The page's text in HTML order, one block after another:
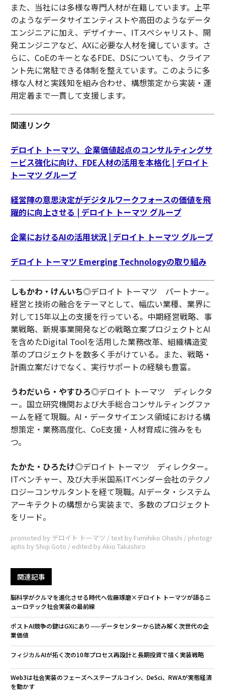
また、当社には多様な専門人材が在籍しています。上平
のようなデータサイエンティストや高田のようなデータ
エンジニアに加え、デザイナー、ITスペシャリスト、開
発エンジニアなど、AXに必要な人材を擁しています。さ
らに、CoEのキーとなるFDE、DSについても、クライア
ント先に常駐できる体制を整えています。このように多
様な人材と実践知を組み合わせ、構想策定から実装・運
用定着まで一貫して支援します。
関連リンク
デロイト トーマツ、企業価値起点のコンサルティングサ
ービス強化に向け、FDE人材の活用を本格化 | デロイト
トーマツ グループ
経営陣の意思決定がデジタルワークフォースの価値を飛
躍的に向上させる | デロイト トーマツ グループ
企業におけるAIの活用状況 | デロイト トーマツ グループ
デロイト トーマツ Emerging Technologyの取り組み
しもかわ・けんいち◎デロイト トーマツ パートナー。
経営と技術の融合をテーマとして、幅広い業種、業界に
対して15年以上の支援を行っている。中期経営戦略、事
業戦略、新規事業開発などの戦略立案プロジェクトとAI
を含めたDigital Toolを活用した業務改革、組織構造変
革のプロジェクトを数多く手がけている。また、戦略・
計画立案だけでなく、実行サポートの経験も豊富。
うわだいら・やすひろ◎デロイト トーマツ ディレクタ
ー。国立研究機関および大手総合コンサルティングファ
ームを経て現職。AI・データサイエンス領域における構
想策定・業務高度化、CoE支援・人材育成に強みをも
つ。
たかた・ひろたけ◎デロイト トーマツ ディレクター。
ITベンチャー、及び大手米国系ITベンダー会社のテクノ
ロジーコンサルタントを経て現職。AIデータ・システム
アーキテクトの構想から実装まで、多数のプロジェクト
をリード。
promoted by デロイト トーマツ / text by Fumihiko Ohashi / photogr
aphs by Shuji Goto / edited by Akio Takashiro
関連記事
脳科学がクルマを進化させる時代へ――佐藤琢磨×デロイト トーマツが語るニ
ューロテック社会実装の最前線
ポストAI競争の鍵はGXにあり——データセンターから読み解く次世代の企
業価値
フィジカルAIが拓く次の10年――プロセス再設計と長期投資で描く実装戦略
Web3は社会実装のフェーズへ――ステーブルコイン、DeSci、RWAが実態経済
を動かす